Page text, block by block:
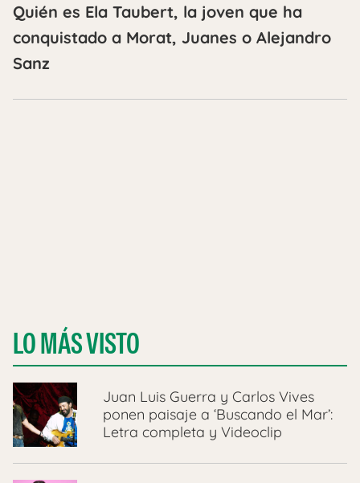
Quién es Ela Taubert, la joven que ha
conquistado a Morat, Juanes o Alejandro
Sanz
LO MÁS VISTO
Juan Luis Guerra y Carlos Vives
ponen paisaje a ‘Buscando el Mar’:
Letra completa y Videoclip